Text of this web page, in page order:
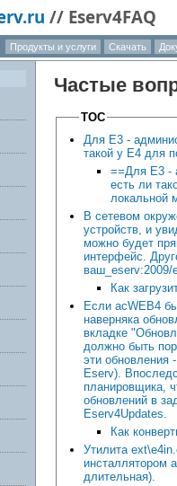
// Eserv4FAQ
Продукты и услуги Скачать
Частые
TOC
Для Е3 -
такой у Е4 для
==Для Е3 -
есть ли
локальной
В сетевом
устройств, и
можно будет
интерфейс.
ваш_eserv:2009/
Как
Если acWEB4
наверняка
вкладке
должно быть
эти обновления
Eserv).
планировщика,
обновлений в
Eserv4Updates.
Как
Утилита
инсталлятором
длительная).